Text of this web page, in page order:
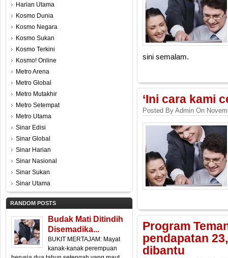
Harian Utama
Kosmo Dunia
Kosmo Negara
Kosmo Sukan
Kosmo Terkini
Kosmo! Online
Metro Arena
Metro Global
Metro Mutakhir
Metro Setempat
Metro Utama
Sinar Edisi
Sinar Global
Sinar Harian
Sinar Nasional
Sinar Sukan
Sinar Utama
RANDOM POSTS
Budak Mati Ditindih
Disemadika...
BUKIT MERTAJAM: Mayat
kanak-kanak perempuan
sini semalam.
‘Ini cara kami
Posted By Admin On
Program
pendapatan
dibantu